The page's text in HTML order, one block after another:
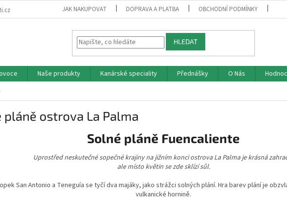
JAK NAKUPOVAT DOPRAVA A PLATBA OBCHODNÍ PODMÍNKY
HLEDAT
Naše produkty Kanárské speciality Přednášky O Nás
pláně ostrova La Palma
Solné pláně Fuencaliente
Uprostřed neskutečné sopečné krajiny na jižním konci ostrova La Palma je krásná
ale místo květin se zde sklízí sůl.
San Antonio a Teneguía se tyčí dva majáky, jako strážci solných plání. Hra barev plání je
vulkanické hornině.